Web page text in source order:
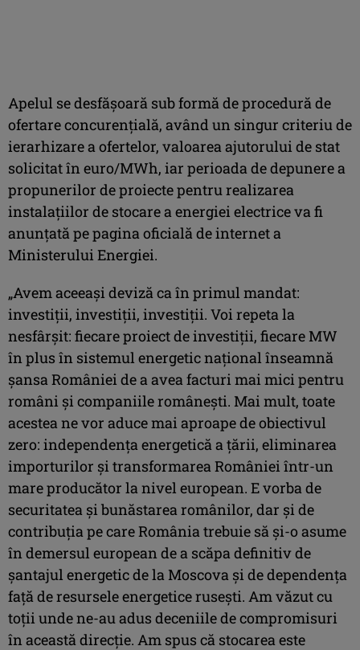
Apelul se desfăşoară sub formă de procedură de
ofertare concurenţială, având un singur criteriu de
ierarhizare a ofertelor, valoarea ajutorului de stat
solicitat în euro/MWh, iar perioada de depunere a
propunerilor de proiecte pentru realizarea
instalaţiilor de stocare a energiei electrice va fi
anunţată pe pagina oficială de internet a
Ministerului Energiei.
„Avem aceeaşi deviză ca în primul mandat:
investiţii, investiţii, investiţii. Voi repeta la
nesfârşit: fiecare proiect de investiţii, fiecare MW
în plus în sistemul energetic naţional înseamnă
şansa României de a avea facturi mai mici pentru
români şi companiile româneşti. Mai mult, toate
acestea ne vor aduce mai aproape de obiectivul
zero: independenţa energetică a ţării, eliminarea
importurilor şi transformarea României într-un
mare producător la nivel european. E vorba de
securitatea şi bunăstarea românilor, dar şi de
contribuţia pe care România trebuie să şi-o asume
în demersul european de a scăpa definitiv de
şantajul energetic de la Moscova şi de dependenţa
faţă de resursele energetice ruseşti. Am văzut cu
toţii unde ne-au adus deceniile de compromisuri
în această direcţie. Am spus că stocarea este